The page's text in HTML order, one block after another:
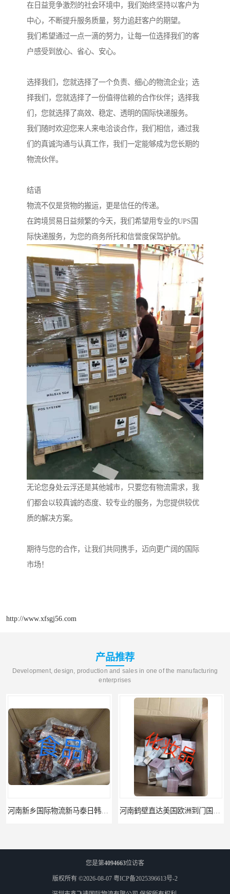
在日益竞争激烈的社会环境中，我们始终坚持以客户为
中心，不断提升服务质量，努力追赶客户的期望。
我们希望通过一点一滴的努力，让每一位选择我们的客
户感受到放心、省心、安心。
选择我们，您就选择了一个负责、细心的物流企业；选
择我们，您就选择了一份值得信赖的合作伙伴；选择我
们，您就选择了高效、稳定、透明的国际快递服务。
我们随时欢迎您来人来电洽谈合作，我们相信，通过我
们的真诚沟通与认真工作，我们一定能够成为您长期的
物流伙伴。
结语
物流不仅是货物的搬运，更是信任的传递。
在跨境贸易日益频繁的今天，我们希望用专业的UPS国
际快递服务，为您的商务所托和信誉度保驾护航。
无论您身处云浮还是其他城市，只要您有物流需求，我
们都会以较真诚的态度、较专业的服务，为您提供较优
质的解决方案。
期待与您的合作，让我们共同携手，迈向更广阔的国际
市场！
http://www.xfsgj56.com
产品推荐
Development, design, production and sales in one of the manufacturing
enterprises
您是第4094663位访客
版权所有 ©2026-08-07 粤ICP备2025396613号-2